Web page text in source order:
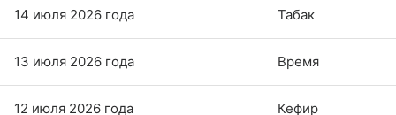
14 июля 2026 года Табак
13 июля 2026 года Время
12 июля 2026 года Кефир